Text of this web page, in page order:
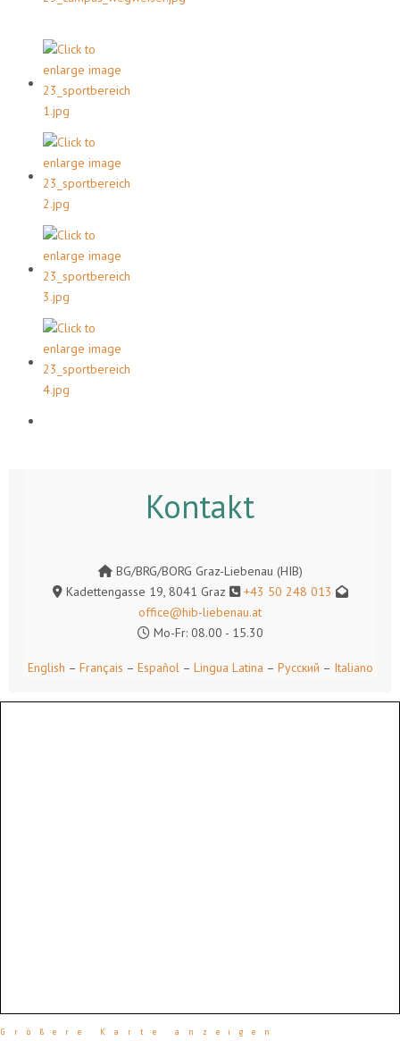
Kontakt
BG/BRG/BORG Graz-Liebenau (HIB)
Kadettengasse 19, 8041 Graz
+43 50 248 013
office@hib-liebenau.at
Mo-Fr: 08.00 - 15.30
English – Français – Español– Lingua Latina – Русский – Italiano
Größere Karte anzeigen